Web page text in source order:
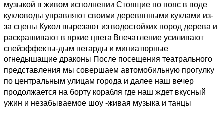
музыкой в живом исполнении Стоящие по пояс в воде
кукловоды управляют своими деревянными куклами из-
за сцены Кукол вырезают из водостойких пород дерева и
раскрашивают в яркие цвета Впечатление усиливают
спейэффекты-дым петарды и миниатюрные
огнедышащие драконы После посещения театрального
представления мы совершаем автомобильную прогулку
по центральным улицам города и далее наш вечер
продолжается на борту корабля где наш ждет вкусный
ужин и незабываемое шоу -живая музыка и танцы